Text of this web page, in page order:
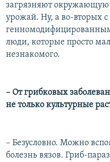
загрязняют окружающую
урожай. Ну, а во-вторых с
люди, которые просто
незнакомого.
– От грибковых
не только культурные
– Безусловно. Можно
болезнь вязов. Гриб-